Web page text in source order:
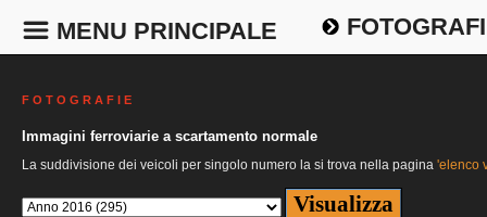
MENU PRINCIPALE
F O T O G R A F I E
Immagini ferroviarie a scartamento normale
La suddivisione dei veicoli per singolo numero la si trova nella pagina 'elenco